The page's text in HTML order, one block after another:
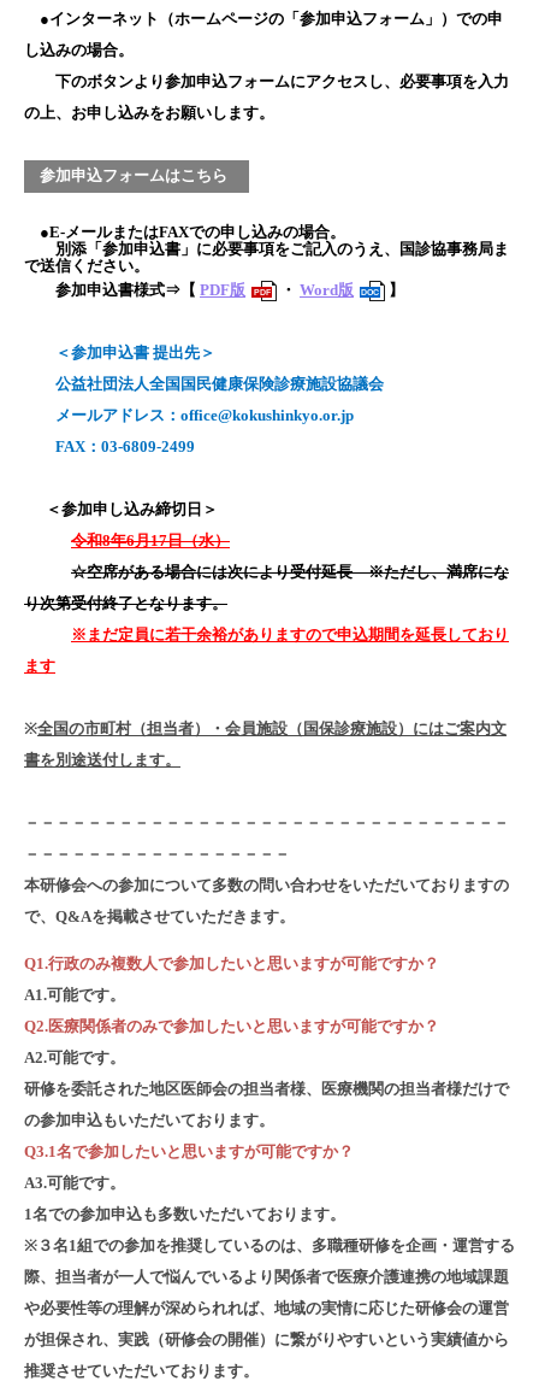
●インターネット（ホームページの「参加申込フォーム」）での申
し込みの場合。
下のボタンより参加申込フォームにアクセスし、必要事項を入力
の上、お申し込みをお願いします。
参加申込フォームはこちら
●E-メールまたはFAXでの申し込みの場合。
別添「参加申込書」に必要事項をご記入のうえ、国診協事務局ま
で送信ください。
参加申込書様式⇒【 PDF版 PDF ・ Word版 DOC 】
＜参加申込書 提出先＞
公益社団法人全国国民健康保険診療施設協議会
メールアドレス：office@kokushinkyo.or.jp
FAX：03-6809-2499
＜参加申し込み締切日＞
令和8年6月17日（水）
☆空席がある場合には次により受付延長 ※ただし、満席にな
り次第受付終了となります。
※まだ定員に若干余裕がありますので申込期間を延長しており
ます
※全国の市町村（担当者）・会員施設（国保診療施設）にはご案内文
書を別途送付します。
－－－－－－－－－－－－－－－－－－－－－－－－－－－－－－－
－－－－－－－－－－－－－－－－－
本研修会への参加について多数の問い合わせをいただいておりますの
で、Q&Aを掲載させていただきます。
Q1.行政のみ複数人で参加したいと思いますが可能ですか？
A1.可能です。
Q2.医療関係者のみで参加したいと思いますが可能ですか？
A2.可能です。
研修を委託された地区医師会の担当者様、医療機関の担当者様だけで
の参加申込もいただいております。
Q3.1名で参加したいと思いますが可能ですか？
A3.可能です。
1名での参加申込も多数いただいております。
※３名1組での参加を推奨しているのは、多職種研修を企画・運営する
際、担当者が一人で悩んでいるより関係者で医療介護連携の地域課題
や必要性等の理解が深められれば、地域の実情に応じた研修会の運営
が担保され、実践（研修会の開催）に繋がりやすいという実績値から
推奨させていただいております。